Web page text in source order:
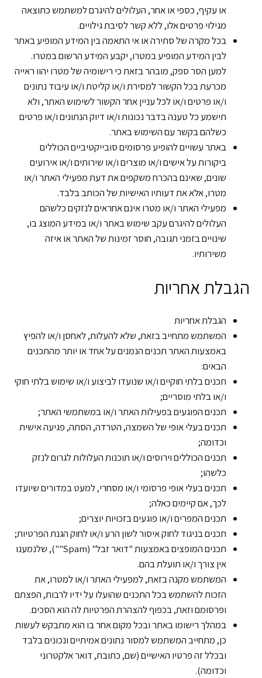
או עקיף, כספי או אחר, העלולים להיגרם למשתמש כתוצאה
מגילוי פרטים אלו, ללא קשר לסיבת גילויים.
בכל מקרה של סתירה או אי התאמה בין המידע המופיע באתר
לבין המידע המופיע במטרו, יקבע המידע הרשום במטרו.
למען הסר ספק, מובהר בזאת כי רישומיה של מטרו יהוו ראייה
מכרעת בכל הקשור למסירת ו/או קליטת ו/או עיבוד נתונים
ו/או פרטים ו/או לכל עניין אחר הקשור לשימוש האתר, ולא
תישמע כל טענה בדבר נכונות ו/או דיוק הנתונים ו/או פרטים
כשלהם בקשר עם השימוש באתר.
באתר עשויים להופיע פרסומים סובייקטיביים הכוללים
ביקורות על אישים ו/או מוצרים ו/או שירותים ו/או אירועים
שונים, שאינם בהכרח משקפים את דעת מפעילי האתר ו/או
מטרו, אלא את דעותיו האישיות של הכותב בלבד.
מפעילי האתר ו/או מטרו אינם אחראים לנזקים כלשהם
העלולים להיגרם עקב שימוש באתר ו/או במידע המוצג בו,
שינויים בזמני תגובה, חוסר זמינות של האתר או איזה
משירותיו.
הגבלת אחריות
הגבלת אחריות
המשתמש מתחייב בזאת, שלא להעלות, לאחסן ו/או להפיץ
באמצעות האתר תכנים הנמנים על אחד או יותר מהתכנים
הבאים:
תכנים בלתי חוקיים ו/או שנועדו לביצוע ו/או שימוש בלתי חוקי
ו/או בלתי מוסריים;
תכנים הפוגעים בפעילות האתר ו/או במשתמשי האתר;
תכנים בעלי אופי של השמצה, הטרדה, הסתה, פגיעה אישית
וכדומה;
תכנים הכוללים וירוסים ו/או תוכנות העלולות לגרום לנזק
כלשהו;
תכנים בעלי אופי פרסומי ו/או מסחרי, למעט במדורים שיועדו
לכך, אם קיימים כאלה;
תכנים המפרים ו/או פוגעים בזכויות יוצרים;
תכנים בניגוד לחוק איסור לשון הרע ו/או לחוק הגנת הפרטיות;
תכנים המופצים באמצעות "דואר זבל" (Spam""), שלנמענו
אין צורך ו/או תועלת בהם.
המשתמש מקנה בזאת, למפעילי האתר ו/או למטרו, את
הזכות להשתמש בכל התכנים שהועלו על ידיו לרבות, הפצתם
ופרסומם וזאת, בכפוף להצהרת הפרטיות לה הוא הסכים.
במהלך רישומו באתר ובכל מקום אחר בו הוא מתבקש לעשות
כן, מתחייב המשתמש למסור נתונים אמיתיים ונכונים בלבד
ובכלל זה פרטיו האישיים (שם, כתובת, דואר אלקטרוני
וכדומה).